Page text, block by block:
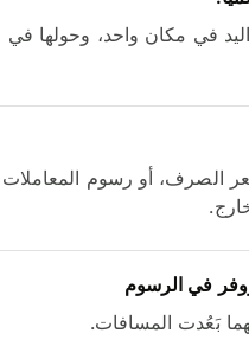
في مكان واحد، وحولها في
الصرف، أو رسوم المعاملات
في الرسوم
بَعُدت المسافات.